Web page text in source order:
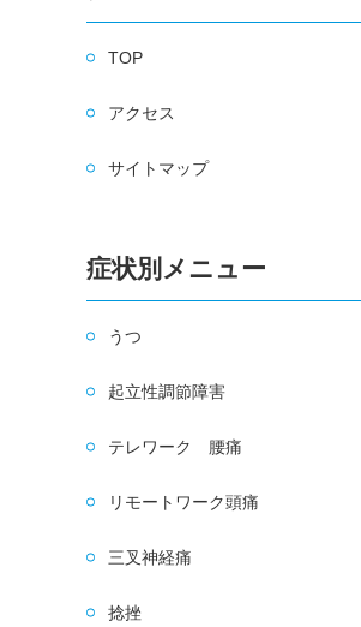
TOP
アクセス
サイトマップ
症状別メニュー
うつ
起立性調節障害
テレワーク 腰痛
リモートワーク頭痛
三叉神経痛
捻挫